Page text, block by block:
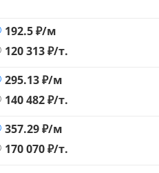
192.5₽/м
120 313₽/т.
295.13₽/м
140 482₽/т.
357.29₽/м
170 070₽/т.